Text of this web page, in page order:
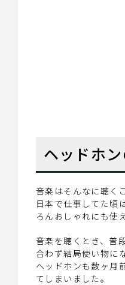
ヘッドホ
音楽はそんなに聴く
日本で仕事してた頃
ろんおしゃれにも使
音楽を聴くとき、普
合わず結局使い物に
ヘッドホンも数ヶ月
てしまいました。